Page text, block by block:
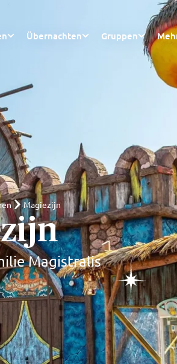
Übernachten Gruppen
Magiezijn
Magistralis